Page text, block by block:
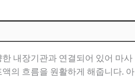
내장기관과 연결되어 있어 마사
의 흐름을 원활하게 해줍니다. 아